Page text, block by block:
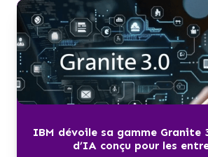
IBM dévoile sa gamme Granite
d’IA conçu pour les